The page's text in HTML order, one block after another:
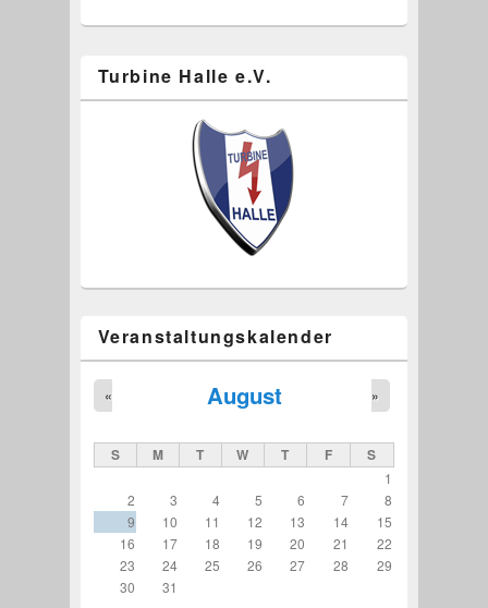
Turbine Halle e.V.
Veranstaltungskalender
August
« »
S M T W T F S
1
2
3 4 5 6 7
8
9
10 11 12 13 14
15
16
17 18 19 20 21
22
23
24 25 26 27 28
29
30
31